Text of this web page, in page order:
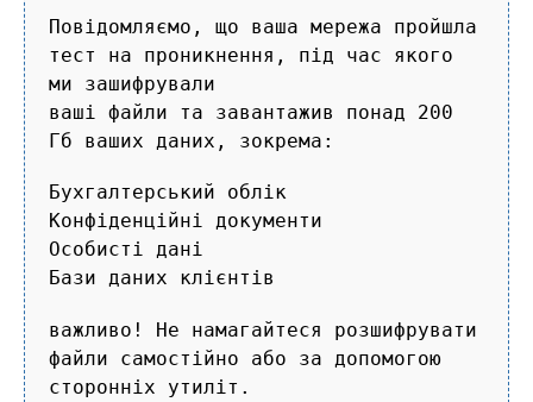
Повідомляємо, що ваша мережа пройшла
тест на проникнення, під час якого
ми зашифрували
ваші файли та завантажив понад 200
Гб ваших даних, зокрема:
Бухгалтерський облік
Конфіденційні документи
Особисті дані
Бази даних клієнтів
важливо! Не намагайтеся розшифрувати
файли самостійно або за допомогою
сторонніх утиліт.